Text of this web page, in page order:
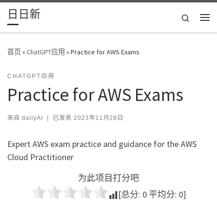
Skip to content
日日新
Search
首页»ChatGPT应用 »Practice for AWS Exams
CHATGPT应用
Practice for AWS Exams
来自 dailyAI | 已发表 2023年11月28日
Expert AWS exam practice and guidance for the AWS
Cloud Practitioner
为此项目打分吧
[总分: 0 平均分: 0]